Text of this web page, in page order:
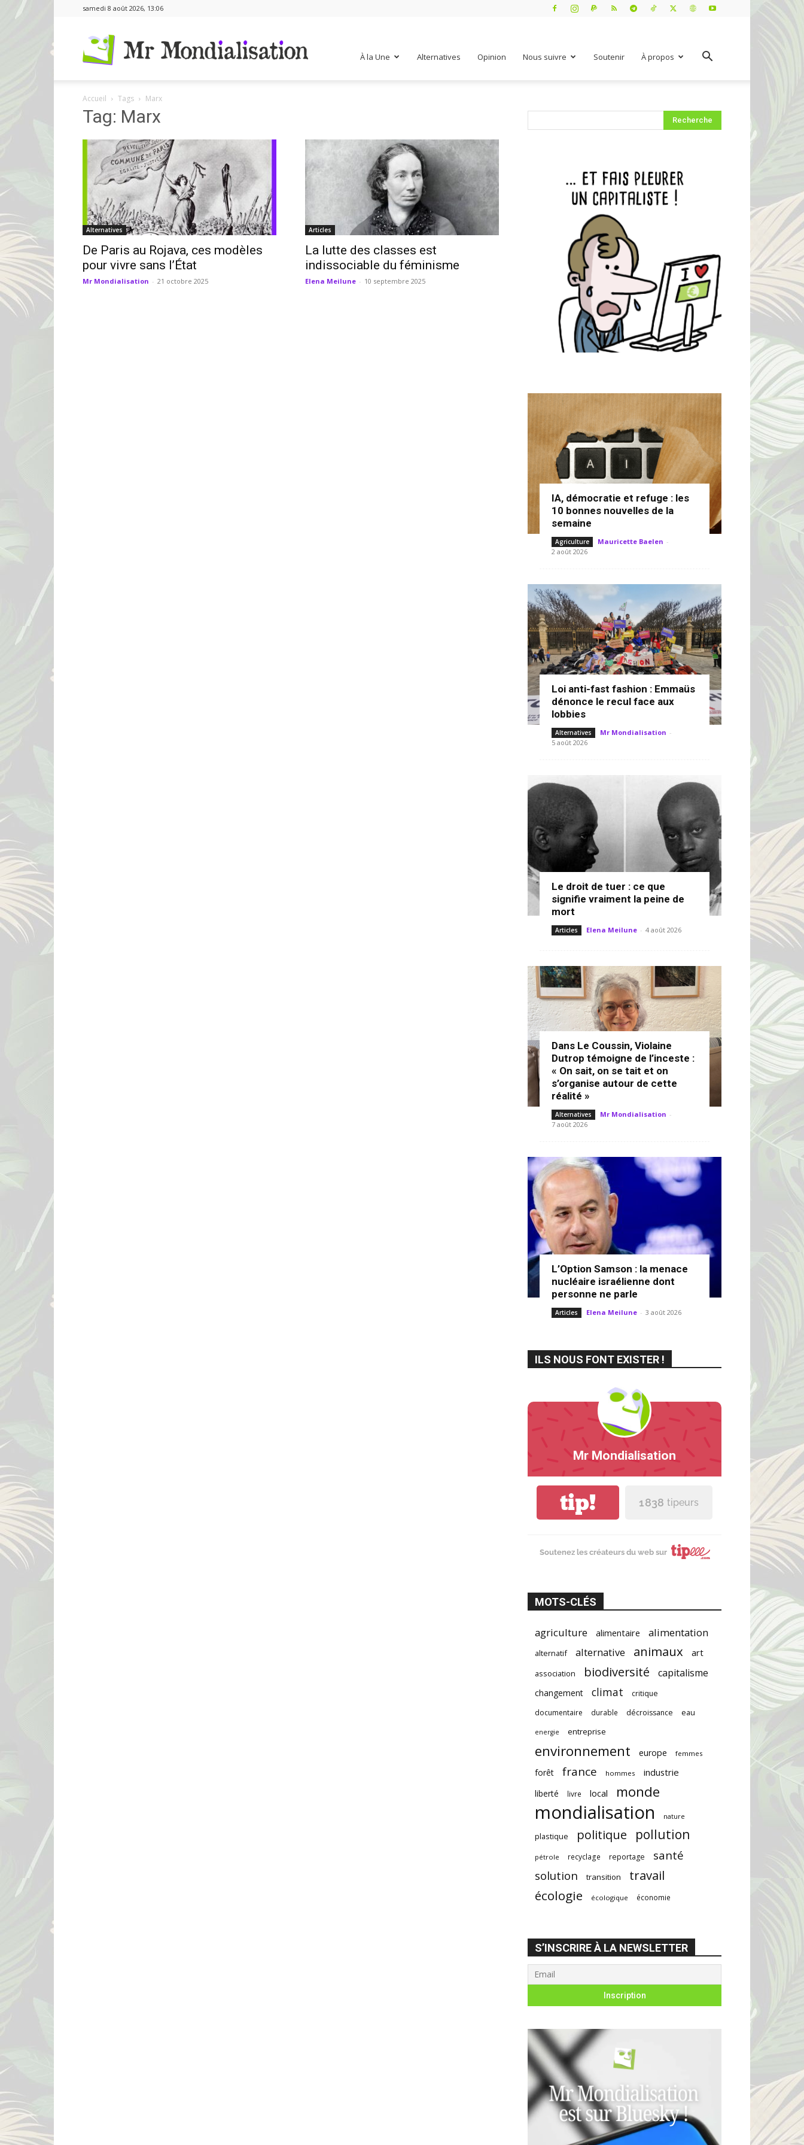
samedi 8 août 2026, 13:06
À la Une Alternatives Opinion Nous suivre Soutenir À propos
Accueil Tags Marx
Tag: Marx
Alternatives
De Paris au Rojava, ces modèles
pour vivre sans l’État
Mr Mondialisation - 21 octobre 2025
Articles
La lutte des classes est
indissociable du féminisme
Elena Meilune - 10 septembre 2025
IA, démocratie et refuge : les
10 bonnes nouvelles de la
semaine
Agriculture Mauricette Baelen -
2 août 2026
Loi anti-fast fashion : Emmaüs
dénonce le recul face aux
lobbies
Alternatives Mr Mondialisation -
5 août 2026
Le droit de tuer : ce que
signifie vraiment la peine de
mort
Articles Elena Meilune - 4 août 2026
Dans Le Coussin, Violaine
Dutrop témoigne de l’inceste :
« On sait, on se tait et on
s’organise autour de cette
réalité »
Alternatives Mr Mondialisation -
7 août 2026
L’Option Samson : la menace
nucléaire israélienne dont
personne ne parle
Articles Elena Meilune - 3 août 2026
ILS NOUS FONT EXISTER !
Mr Mondialisation
tip! 1 838 tipeurs
Soutenez les créateurs du web sur
MOTS-CLÉS
agriculture alimentaire alimentation
alternatif alternative animaux art
association biodiversité capitalisme
changement climat
critique
documentaire
durable décroissance eau
energie entreprise
environnement europe femmes
forêt france hommes industrie
liberté livre local monde
mondialisation nature
plastique politique pollution
pétrole recyclage reportage
santé
solution
transition
travail
écologie
écologique économie
S’INSCRIRE À LA NEWSLETTER